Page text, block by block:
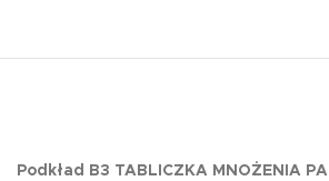
Podkład B3 TABLICZKA MNOŻENIA